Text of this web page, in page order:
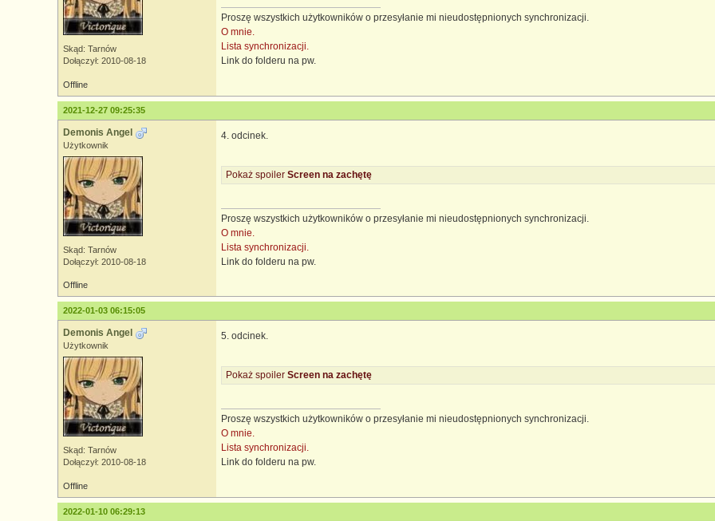
Skąd: Tarnów
Dołączył: 2010-08-18
Proszę wszystkich użytkowników o przesyłanie mi nieudostępnionych synchronizacji.
O mnie.
Lista synchronizacji.
Link do folderu na pw.
Offline
2021-12-27 09:25:35
Demonis Angel
Użytkownik
Skąd: Tarnów
Dołączył: 2010-08-18
4. odcinek.
Pokaż spoiler Screen na zachętę
Proszę wszystkich użytkowników o przesyłanie mi nieudostępnionych synchronizacji.
O mnie.
Lista synchronizacji.
Link do folderu na pw.
Offline
2022-01-03 06:15:05
Demonis Angel
Użytkownik
Skąd: Tarnów
Dołączył: 2010-08-18
5. odcinek.
Pokaż spoiler Screen na zachętę
Proszę wszystkich użytkowników o przesyłanie mi nieudostępnionych synchronizacji.
O mnie.
Lista synchronizacji.
Link do folderu na pw.
Offline
2022-01-10 06:29:13